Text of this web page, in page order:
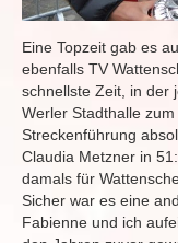
Eine Topzeit gab es
ebenfalls TV
schnellste Zeit, in der
Werler Stadthalle
Streckenführung
Claudia Metzner in
damals für
Sicher war es eine
Fabienne und ich